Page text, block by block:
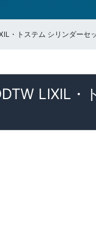
・トステム シリンダー
LIXIL